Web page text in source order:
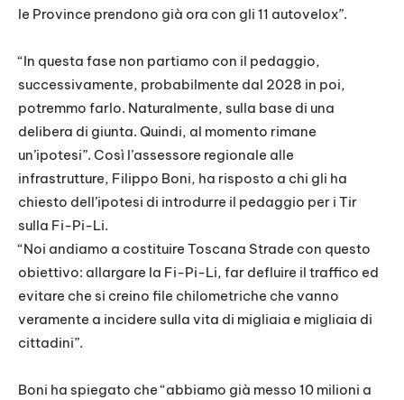
le Province prendono già ora con gli 11 autovelox”.
“In questa fase non partiamo con il pedaggio,
successivamente, probabilmente dal 2028 in poi,
potremmo farlo. Naturalmente, sulla base di una
delibera di giunta. Quindi, al momento rimane
un’ipotesi”. Così l’assessore regionale alle
infrastrutture, Filippo Boni, ha risposto a chi gli ha
chiesto dell’ipotesi di introdurre il pedaggio per i Tir
sulla Fi-Pi-Li.
“Noi andiamo a costituire Toscana Strade con questo
obiettivo: allargare la Fi-Pi-Li, far defluire il traffico ed
evitare che si creino file chilometriche che vanno
veramente a incidere sulla vita di migliaia e migliaia di
cittadini”.
Boni ha spiegato che “abbiamo già messo 10 milioni a